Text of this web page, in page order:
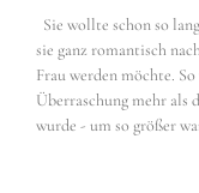
Blog
Shop
Sie wollte schon so
sie ganz romantisch
Frau werden möchte.
Überraschung mehr als
wurde - um so größer